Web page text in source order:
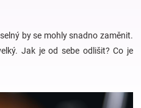
by se mohly snadno zaměnit.
Jak je od sebe odlišit? Co je